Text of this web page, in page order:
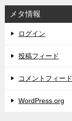
メタ情報
ログイン
投稿フィード
コメントフィード
WordPress.org